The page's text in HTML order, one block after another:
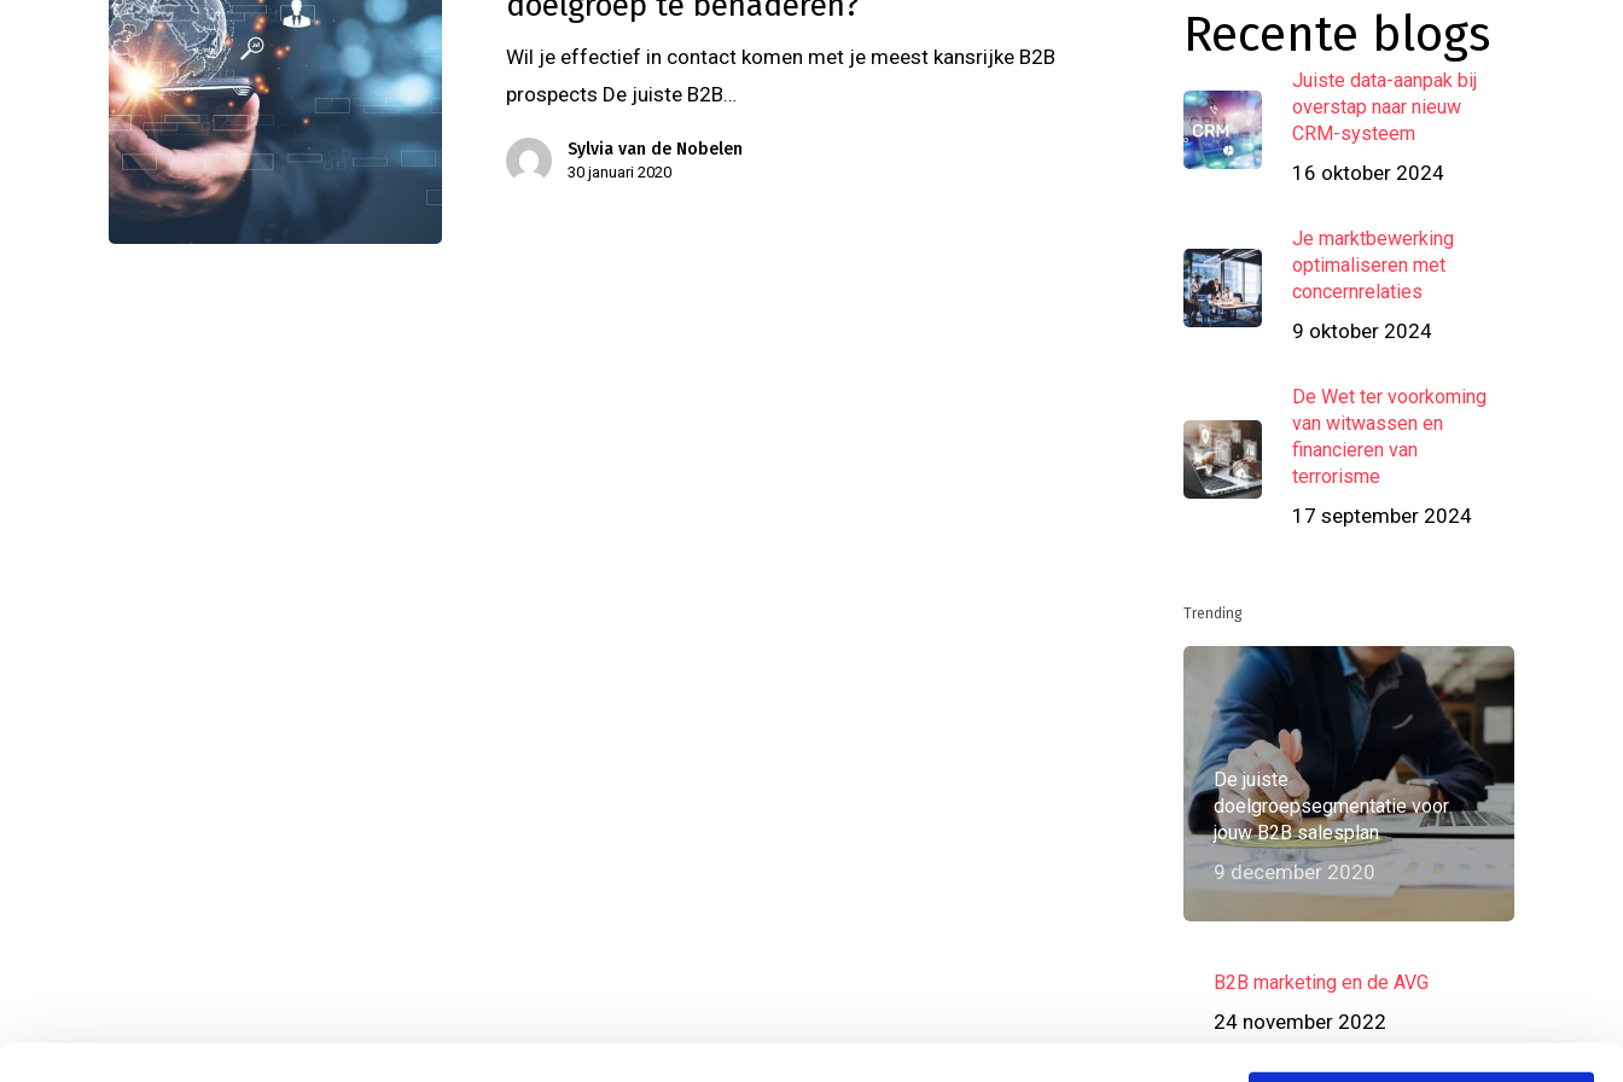
Wil je effectief in contact komen met je meest kansrijke B2B
prospects De juiste B2B…
Sylvia van de Nobelen
30 januari 2020
Recente blogs
Juiste data-aanpak bij
overstap naar nieuw
CRM-systeem
16 oktober 2024
Je marktbewerking
optimaliseren met
concernrelaties
9 oktober 2024
De Wet ter voorkoming
van witwassen en
financieren van
terrorisme
17 september 2024
Trending
De juiste
doelgroepsegmentatie voor
jouw B2B salesplan
9 december 2020
B2B marketing en de AVG
24 november 2022